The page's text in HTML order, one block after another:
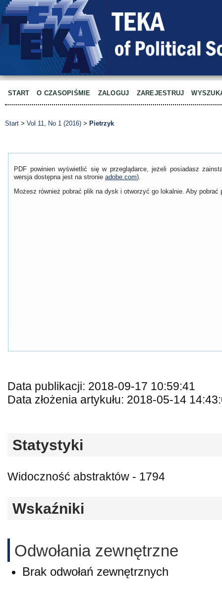
START O CZASOPIŚMIE ZALOGUJ ZAREJESTRUJ
Start > Vol 11, No 1 (2016) > Pietrzyk
PDF powinien wyświetlić się w przeglądarce, jeżeli posiadasz
wersja dostępna jest na stronie adobe.com).
Możesz również pobrać plik na dysk i otworzyć go lokalnie. Aby
Data publikacji: 2018-09-17 10:59:41
Data złożenia artykułu: 2018-05-14
Statystyki
Widoczność abstraktów - 1794
Wskaźniki
Odwołania zewnętrzne
Brak odwołań zewnętrznych